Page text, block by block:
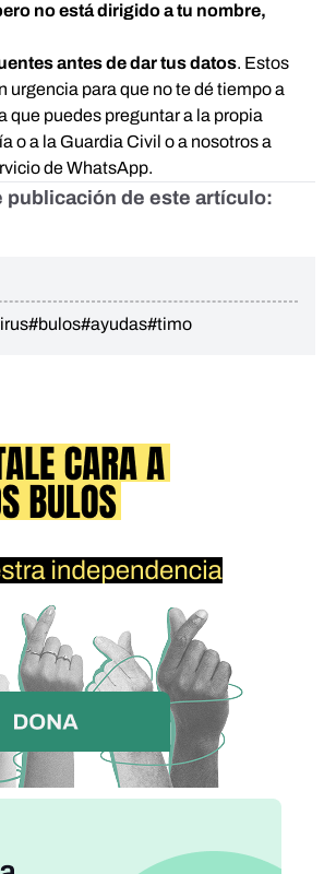
no está dirigido a tu nombre,
antes de dar tus datos. Estos
urgencia para que no te dé tiempo a
que puedes preguntar a la propia
o a la Guardia Civil o a nosotros a
de WhatsApp.
publicación de este artículo:
#bulos#ayudas#timo